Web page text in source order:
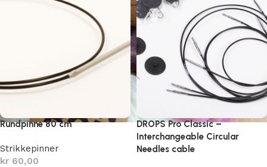
Rundpinne 80 cm
Strikkepinner
kr 60,00
DROPS Pro Classic –
Interchangeable Circular
Needles cable